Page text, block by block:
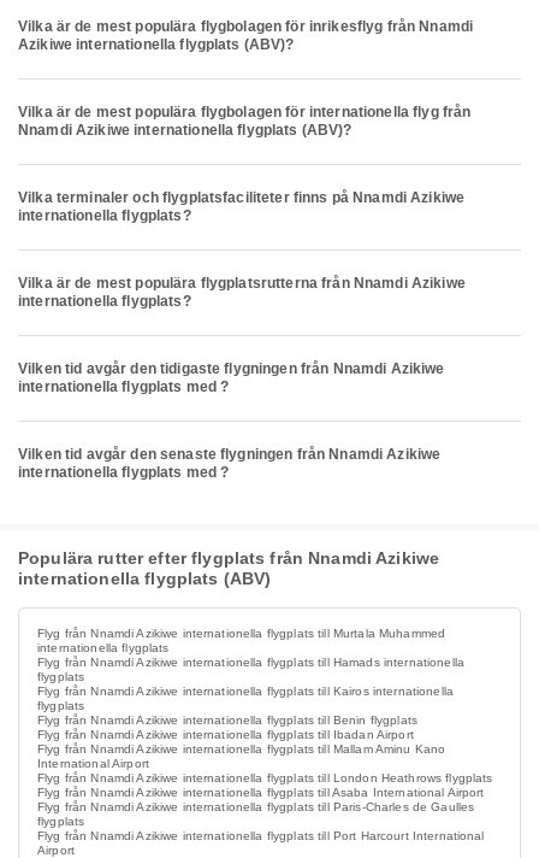
Vilka är de mest populära flygbolagen för inrikesflyg från Nnamdi
Azikiwe internationella flygplats (ABV)?
Vilka är de mest populära flygbolagen för internationella flyg från
Nnamdi Azikiwe internationella flygplats (ABV)?
Vilka terminaler och flygplatsfaciliteter finns på Nnamdi Azikiwe
internationella flygplats?
Vilka är de mest populära flygplatsrutterna från Nnamdi Azikiwe
internationella flygplats?
Vilken tid avgår den tidigaste flygningen från Nnamdi Azikiwe
internationella flygplats med ?
Vilken tid avgår den senaste flygningen från Nnamdi Azikiwe
internationella flygplats med ?
Populära rutter efter flygplats från Nnamdi Azikiwe
internationella flygplats (ABV)
Flyg från Nnamdi Azikiwe internationella flygplats till Murtala Muhammed
internationella flygplats
Flyg från Nnamdi Azikiwe internationella flygplats till Hamads internationella
flygplats
Flyg från Nnamdi Azikiwe internationella flygplats till Kairos internationella
flygplats
Flyg från Nnamdi Azikiwe internationella flygplats till Benin flygplats
Flyg från Nnamdi Azikiwe internationella flygplats till Ibadan Airport
Flyg från Nnamdi Azikiwe internationella flygplats till Mallam Aminu Kano
International Airport
Flyg från Nnamdi Azikiwe internationella flygplats till London Heathrows flygplats
Flyg från Nnamdi Azikiwe internationella flygplats till Asaba International Airport
Flyg från Nnamdi Azikiwe internationella flygplats till Paris-Charles de Gaulles
flygplats
Flyg från Nnamdi Azikiwe internationella flygplats till Port Harcourt International
Airport